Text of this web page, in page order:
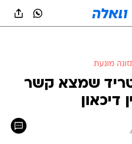
מונעת
שמצא קשר
דיכאון